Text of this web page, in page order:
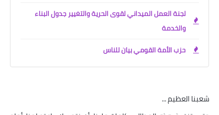
لجنة العمل الميداني لقوى الحرية والتغيير جدول البناء
والخدمة
حزب الأمة القومي بيان للناس
شعبنا العظيم ...